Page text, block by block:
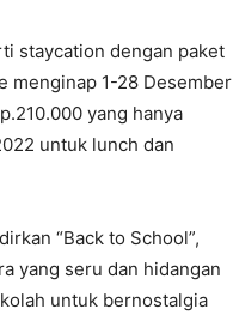
staycation dengan paket
menginap 1-28 Desember
yang hanya
untuk lunch dan
“Back to School”,
yang seru dan hidangan
untuk bernostalgia